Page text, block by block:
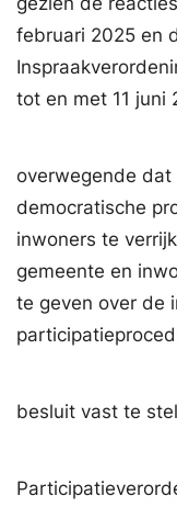
februari 2025 en
tot en met 11 juni
overwegende
democratische
inwoners te
gemeente en
te geven over de
besluit vast te